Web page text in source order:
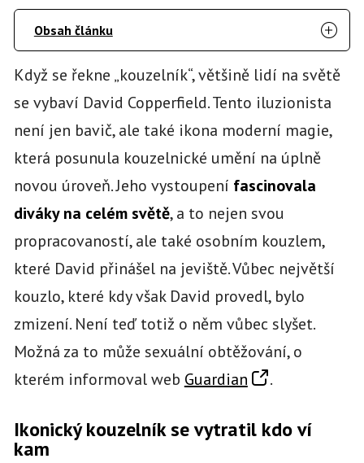
Obsah článku
Když se řekne „kouzelník“, většině lidí na světě
se vybaví David Copperfield. Tento iluzionista
není jen bavič, ale také ikona moderní magie,
která posunula kouzelnické umění na úplně
novou úroveň. Jeho vystoupení fascinovala
diváky na celém světě, a to nejen svou
propracovaností, ale také osobním kouzlem,
které David přinášel na jeviště. Vůbec největší
kouzlo, které kdy však David provedl, bylo
zmizení. Není teď totiž o něm vůbec slyšet.
Možná za to může sexuální obtěžování, o
kterém informoval web Guardian .
Ikonický kouzelník se vytratil kdo ví
kam